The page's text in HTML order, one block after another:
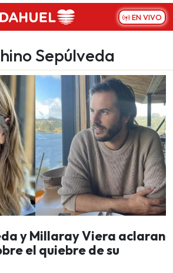
EN VIVO
Sepúlveda
y Millaray Viera aclaran
el quiebre de su